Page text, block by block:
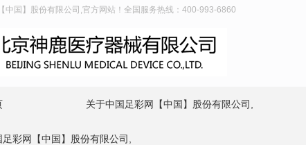
中国】股份有限公司,官方网站！全国服务热线：400-993-6860
关于中国足彩网【中国】股份有限公司,
彩网【中国】股份有限公司,